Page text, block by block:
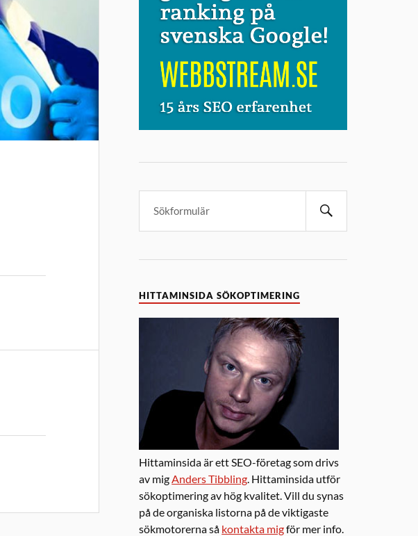
HITTAMINSIDA SÖKOPTIMERING
Hittaminsida är ett SEO-företag som drivs
av mig Anders Tibbling . Hittaminsida utför
sökoptimering av hög kvalitet. Vill du synas
på de organiska listorna på de viktigaste
sökmotorerna så kontakta migför mer info.